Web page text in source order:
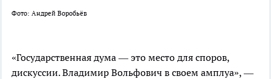
Фото: Андрей Воробьёв
«Государственная дума — это место для споров,
дискуссии. Владимир Вольфович в своем амплуа», —